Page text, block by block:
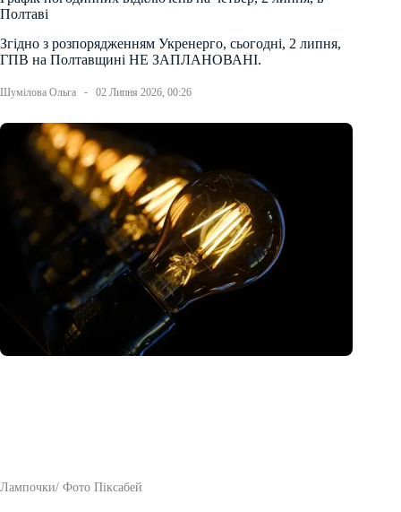
Полтаві
Згідно з розпорядженням Укренерго, сьогодні, 2 липня,
ГПВ на Полтавщині НЕ ЗАПЛАНОВАНІ.
Шумілова Ольга 02 Липня 2026, 00:26
Лампочки/ Фото Піксабей